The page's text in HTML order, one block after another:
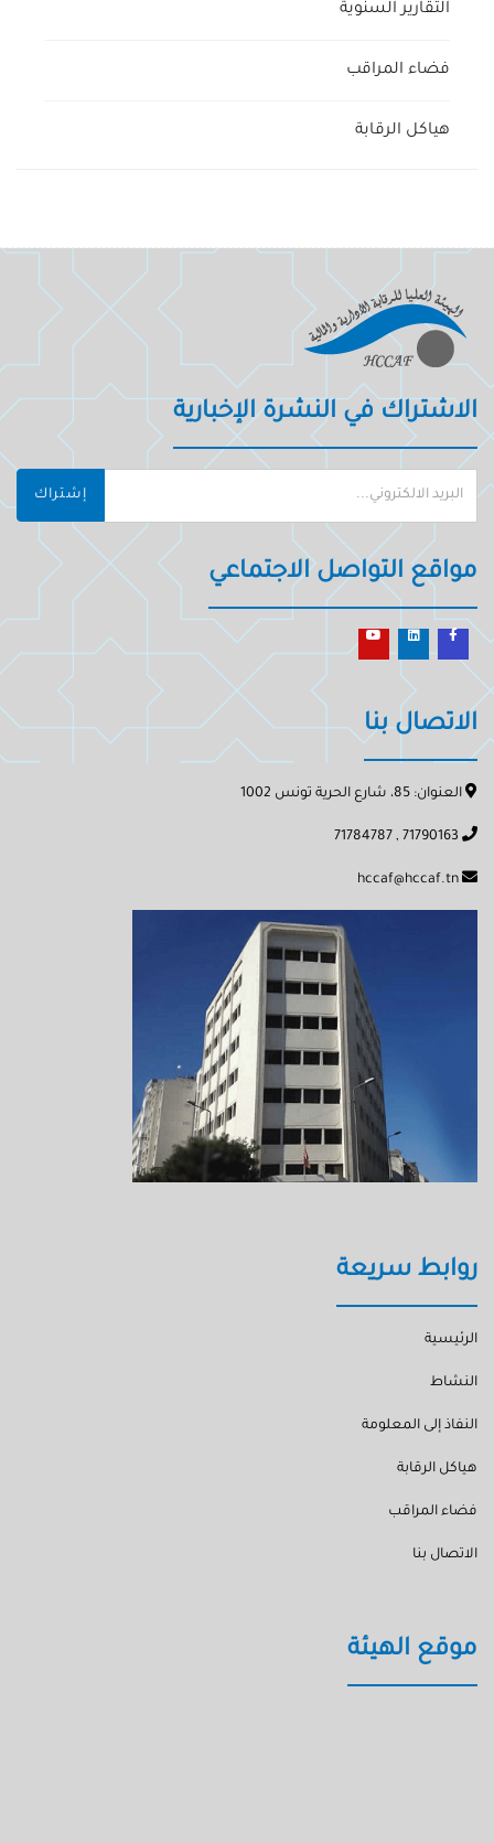
التقارير السنوية
فضاء المراقب
هياكل الرقابة
الاشتراك في النشرة الإخبارية
إشتراك
مواقع التواصل الاجتماعي
الاتصال بنا
العنوان: 85، شارع الحرية تونس 1002
روابط سريعة
الرئيسية
النشاط
النفاذ إلى المعلومة
هياكل الرقابة
فضاء المراقب
الاتصال بنا
موقع الهيئة